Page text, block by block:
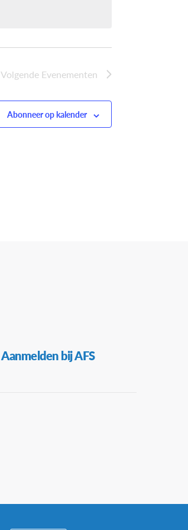
Volgende Evenementen
Abonneer op kalender
Aanmelden bij AFS